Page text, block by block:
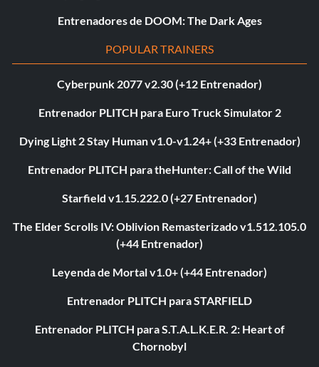
Entrenadores de DOOM: The Dark Ages
POPULAR TRAINERS
Cyberpunk 2077 v2.30 (+12 Entrenador)
Entrenador PLITCH para Euro Truck Simulator 2
Dying Light 2 Stay Human v1.0-v1.24+ (+33 Entrenador)
Entrenador PLITCH para theHunter: Call of the Wild
Starfield v1.15.222.0 (+27 Entrenador)
The Elder Scrolls IV: Oblivion Remasterizado v1.512.105.0
(+44 Entrenador)
Leyenda de Mortal v1.0+ (+44 Entrenador)
Entrenador PLITCH para STARFIELD
Entrenador PLITCH para S.T.A.L.K.E.R. 2: Heart of
Chornobyl